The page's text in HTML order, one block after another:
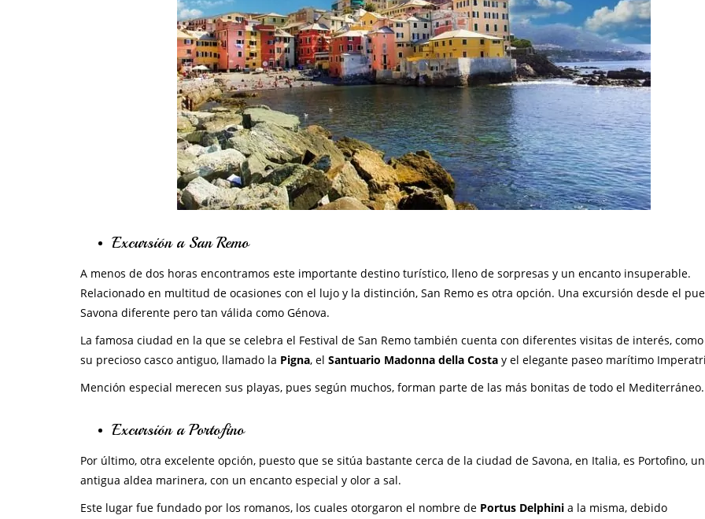
Excursión a San Remo
A menos de dos horas encontramos este importante destino turístico, lleno de sorpresas y un encanto insuperable.
Relacionado en multitud de ocasiones con el lujo y la distinción, San Remo es otra opción. Una excursión desde el
Savona diferente pero tan válida como Génova.
La famosa ciudad en la que se celebra el Festival de San Remo también cuenta con diferentes visitas de interés,
su precioso casco antiguo, llamado la Pigna, el Santuario Madonna della Costa y el elegante paseo marítimo
Mención especial merecen sus playas, pues según muchos, forman parte de las más bonitas de todo el Mediterráneo.
Excursión a Portofino
Por último, otra excelente opción, puesto que se sitúa bastante cerca de la ciudad de Savona, en Italia, es Portofino,
antigua aldea marinera, con un encanto especial y olor a sal.
Este lugar fue fundado por los romanos, los cuales otorgaron el nombre de Portus Delphini a la misma, debido